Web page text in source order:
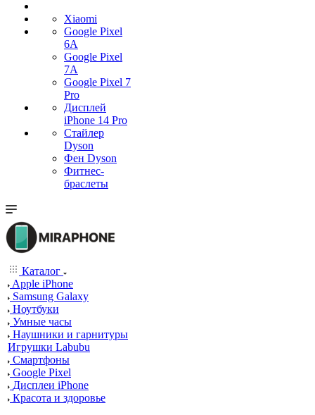
Xiaomi
Google Pixel
6A
Google Pixel
7А
Google Pixel 7
Pro
Дисплей
iPhone 14 Pro
Стайлер
Dyson
Фен Dyson
Фитнес-
браслеты
Каталог
Apple iPhone
Samsung Galaxy
Ноутбуки
Умные часы
Наушники и гарнитуры
Игрушки Labubu
Смартфоны
Google Pixel
Дисплеи iPhone
Красота и здоровье